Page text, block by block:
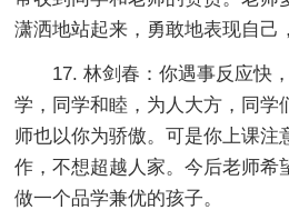
潇洒地站起来，勇敢地表现自己
17. 林剑春：你遇事反应快
学，同学和睦，为人大方，同学
师也以你为骄傲。可是你上课注
作，不想超越人家。今后老师希
做一个品学兼优的孩子。